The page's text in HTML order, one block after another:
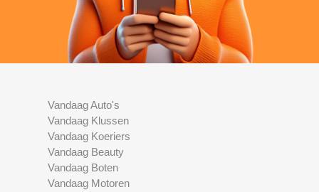
Vandaag Auto's
Vandaag Klussen
Vandaag Koeriers
Vandaag Beauty
Vandaag Boten
Vandaag Motoren